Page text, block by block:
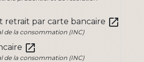
retrait par carte bancaire open_in_new
de la consommation (INC)
open_in_new
de la consommation (INC)